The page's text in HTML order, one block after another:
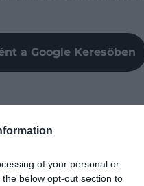
of your personal or
below opt-out section to
a Google Keresőben